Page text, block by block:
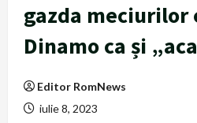
gazda meciurilor
Dinamo ca și
Editor RomNews
iulie 8, 2023